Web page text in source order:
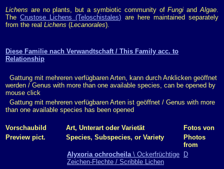
Lichens are no plants, but a symbiotic community ofFungi andAlgae
TheCrustose Lichens (Teloschistales) are here maintained separately
from the real Lichens (Lecanorales).
Diese Familie nach Verwandtschaft / This Family acc. to
Relationship
Gattung mit mehreren verfügbaren Arten, kann durch Anklicken geöffnet
werden / Genus with more than one available species, can be opened by
mouse click
Gattung mit mehreren verfügbaren Arten ist geöffnet / Genus with more
than one available species has been opened
Vorschaubild Art, Unterart oder Varietät
Fotos von
Preview pict.
Species, Subspecies, or Variety
Photos
from
Alyxoria ochrocheila\ Ockerfrüchtige
Zeichen-Flechte / Scribble Lichen
D